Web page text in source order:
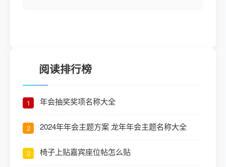
阅读排行榜
1 年会抽奖奖项名称大全
2 2024年年会主题方案 龙年年会主题名称大全
3 椅子上贴嘉宾座位帖怎么贴